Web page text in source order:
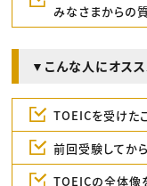
みなさまからの
▼こんな人にオスス
TOEICを受けた
前回受験してか
TOEICの全体像